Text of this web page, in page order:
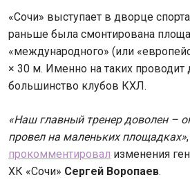
«Сочи» выступает в дворце
раньше была смонтирована
«международного» (или
× 30 м. Именно на таких
большинство клубов КХЛ.
«Наш главный тренер доволен –
провел на маленьких площадках»
прокомментировал изменения
ХК «Сочи» Сергей Воропаев.